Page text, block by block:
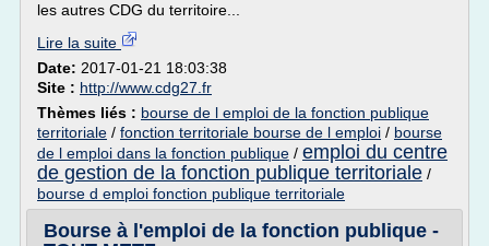
les autres CDG du territoire...
Lire la suite
Date: 2017-01-21 18:03:38
Site : http://www.cdg27.fr
Thèmes liés : bourse de l emploi de la fonction publique
territoriale / fonction territoriale bourse de l emploi / bourse
de l emploi dans la fonction publique / emploi du centre
de gestion de la fonction publique territoriale /
bourse d emploi fonction publique territoriale
Bourse à l'emploi de la fonction publique -